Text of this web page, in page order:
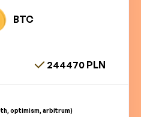
BTC
244470 PLN
optimism, arbitrum)